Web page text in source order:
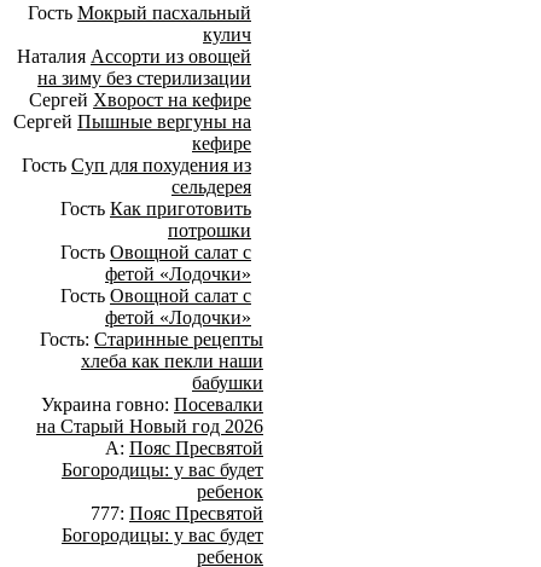
Гость Мокрый пасхальный
кулич
Наталия Ассорти из овощей
на зиму без стерилизации
Сергей Хворост на кефире
Сергей Пышные вергуны на
кефире
Гость Суп для похудения из
сельдерея
Гость Как приготовить
потрошки
Гость Овощной салат с
фетой «Лодочки»
Гость Овощной салат с
фетой «Лодочки»
Гость: Старинные рецепты
хлеба как пекли наши
бабушки
Украина говно: Посевалки
на Старый Новый год 2026
А: Пояс Пресвятой
Богородицы: у вас будет
ребенок
777: Пояс Пресвятой
Богородицы: у вас будет
ребенок